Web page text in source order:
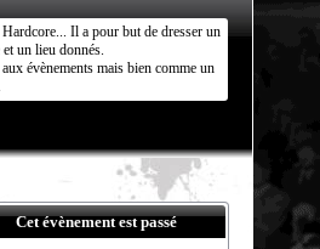
Il a pour but de dresser un
un lieu donnés.
évènements mais bien comme un
Cet évènement est passé